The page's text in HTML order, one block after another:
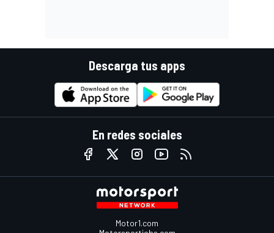
Descarga tus apps
En redes sociales
Motor1.com